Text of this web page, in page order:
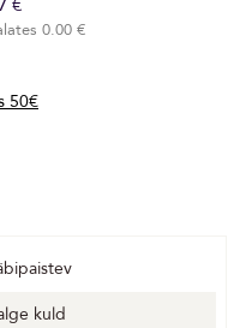
€
0.00 €
50€
kuld